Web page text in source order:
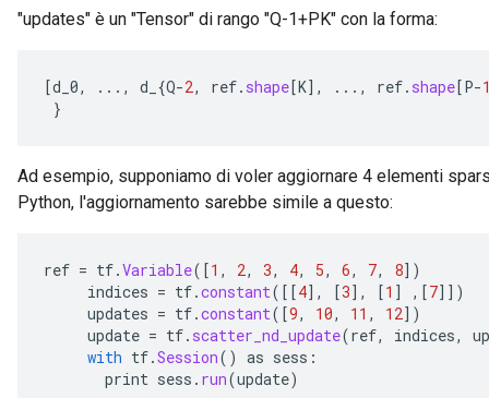
"updates" è un "Tensor" di rango "Q-1+PK" con la forma:
[d_0, ..., d_ {Q-2, ref. shape[K] , ..., ref. shape[P-
}
Ad esempio, supponiamo di voler aggiornare 4 elementi
Python, l'aggiornamento sarebbe simile a questo:
ref = tf.Variable( [1 , 2, 3, 4, 5, 6, 7, 8] )
indices = tf.constant( [[4] , [3] , [1 ] , [7]] )
updates = tf.constant( [9, 10, 11 , 12] )
update = tf. scatter_nd_update(ref, indices,
with tf.Session() as sess :
print sess . run(update)